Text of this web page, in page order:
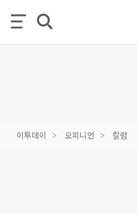
이투데이 오피니언 칼럼